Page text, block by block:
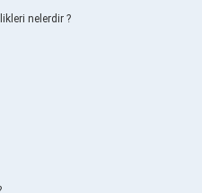
nelerdir ?